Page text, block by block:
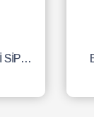
KORUYUCU YÜZ MASKESİ SİPERLİK.YÜZ KALKANI.DENTAL MASKE